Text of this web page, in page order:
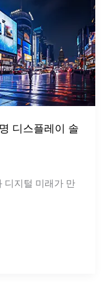
디스플레이 솔
디지털 미래가 만